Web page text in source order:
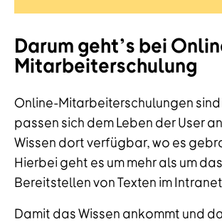
Darum geht’s bei
Mitarbeiterschulung
Online-Mitarbeiterschulungen sind
passen sich dem Leben der User
Wissen dort verfügbar, wo es
Hierbei geht es um mehr als um
Bereitstellen von Texten im
Damit das Wissen ankommt und